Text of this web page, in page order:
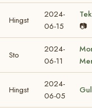
Hingst
2024-
06-15
📷
Sto
2024-
06-11
Hingst
2024-
06-05